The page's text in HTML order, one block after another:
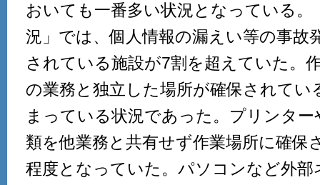
おいても一番多い状況となっている。
況」では、個人情報の漏えい等の事故
されている施設が7割を超えていた。
の業務と独立した場所が確保されてい
まっている状況であった。プリンタ
類を他業務と共有せず作業場所に確保
程度となっていた。パソコンなど外